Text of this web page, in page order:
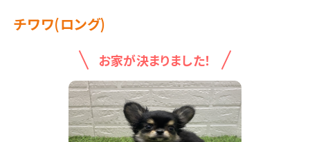
チワワ(ロング)
お家が決まりました！